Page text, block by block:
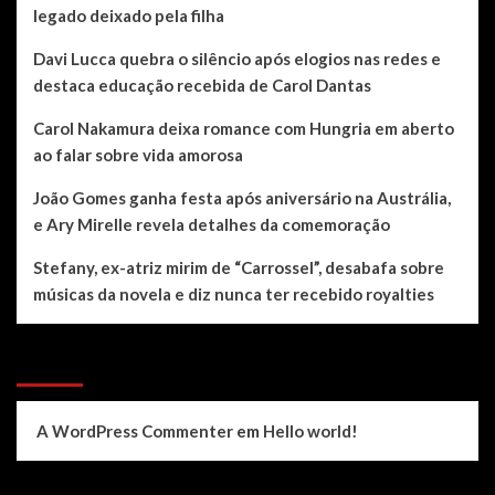
legado deixado pela filha
Davi Lucca quebra o silêncio após elogios nas redes e
destaca educação recebida de Carol Dantas
Carol Nakamura deixa romance com Hungria em aberto
ao falar sobre vida amorosa
João Gomes ganha festa após aniversário na Austrália,
e Ary Mirelle revela detalhes da comemoração
Stefany, ex-atriz mirim de “Carrossel”, desabafa sobre
músicas da novela e diz nunca ter recebido royalties
A WordPress Commenter em Hello world!